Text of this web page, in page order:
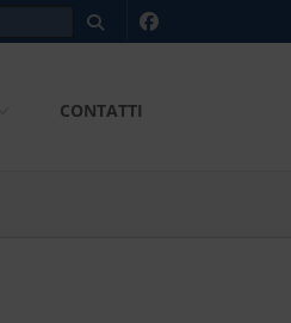
CONTATTI